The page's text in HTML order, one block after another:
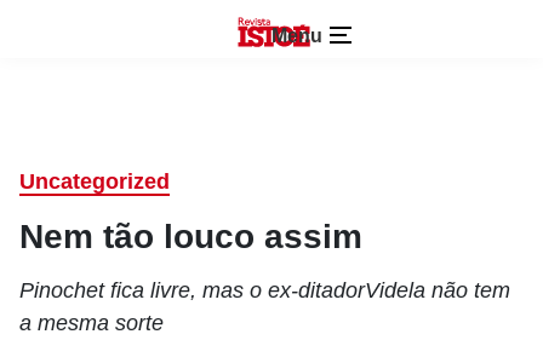
Menu
Uncategorized
Nem tão louco assim
Pinochet fica livre, mas o ex-ditadorVidela não tem
a mesma sorte